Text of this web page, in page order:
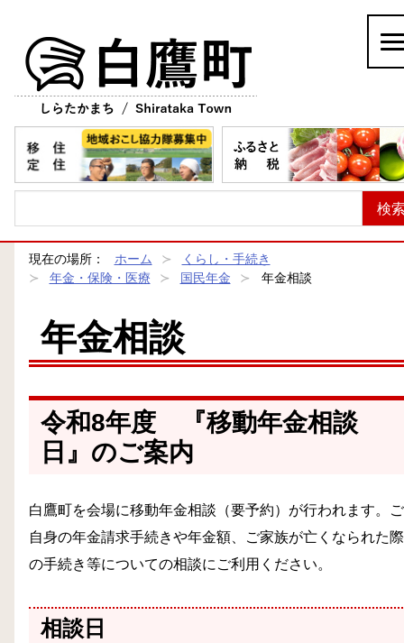
現在の場所： ホーム
くらし・手続き
年金・保険・医療
国民年金 年金相談
年金相談
令和8年度 『移動年金相談
日』のご案内
白鷹町を会場に移動年金相談（要予約）が行われます。ご
自身の年金請求手続きや年金額、ご家族が亡くなられた際
の手続き等についての相談にご利用ください。
相談日